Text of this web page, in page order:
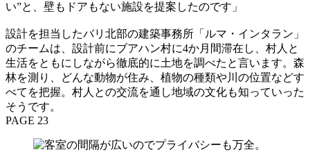
い”と、壁もドアもない施設を提案したのです」
設計を担当したバリ北部の建築事務所「ルマ・インタラン」
のチームは、設計前にブアハン村に4か月間滞在し、村人と
生活をともにしながら徹底的に土地を調べたと言います。森
林を測り、どんな動物が住み、植物の種類や川の位置などす
べてを把握。村人との交流を通し地域の文化も知っていった
そうです。
PAGE 23